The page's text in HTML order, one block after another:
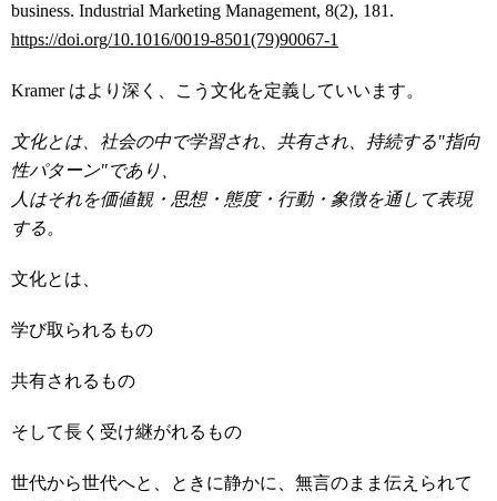
business. Industrial Marketing Management, 8(2), 181.
https://doi.org/10.1016/0019-8501(79)90067-1
Kramer はより深く、こう文化を定義していいます。
文化とは、社会の中で学習され、共有され、持続する"指向
性パターン"であり、
人はそれを価値観・思想・態度・行動・象徴を通して表現
する。
文化とは、
学び取られるもの
共有されるもの
そして長く受け継がれるもの
世代から世代へと、ときに静かに、無言のまま伝えられて